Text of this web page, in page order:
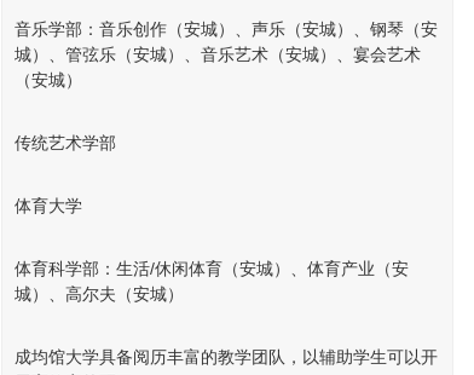
音乐学部：音乐创作（安城）、声乐（安城）、钢琴（安
城）、管弦乐（安城）、音乐艺术（安城）、宴会艺术
（安城）
传统艺术学部
体育大学
体育科学部：生活/休闲体育（安城）、体育产业（安
城）、高尔夫（安城）
成均馆大学具备阅历丰富的教学团队，以辅助学生可以开